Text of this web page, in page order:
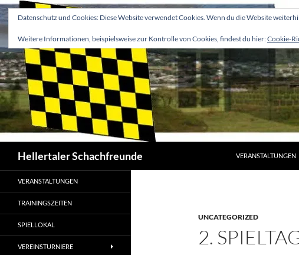
Zum
Inhalt
springen
Hellertaler Schachfreunde VERANSTALTUNGEN
UNCATEGORIZED
2.
VERANSTALTUNGEN
TRAININGSZEITEN
SPIELLOKAL
VEREINSTURNIERE
Datenschutz und Cookies: Diese Website verwendet Cookies. Wenn du die Website
Weitere Informationen, beispielsweise zur Kontrolle von Cookies, findest du hier:Cookie-